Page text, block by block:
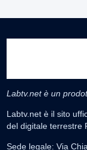
Labtv.net è un
Labtv.net è il sito
del digitale terrestre
Sede legale: Via